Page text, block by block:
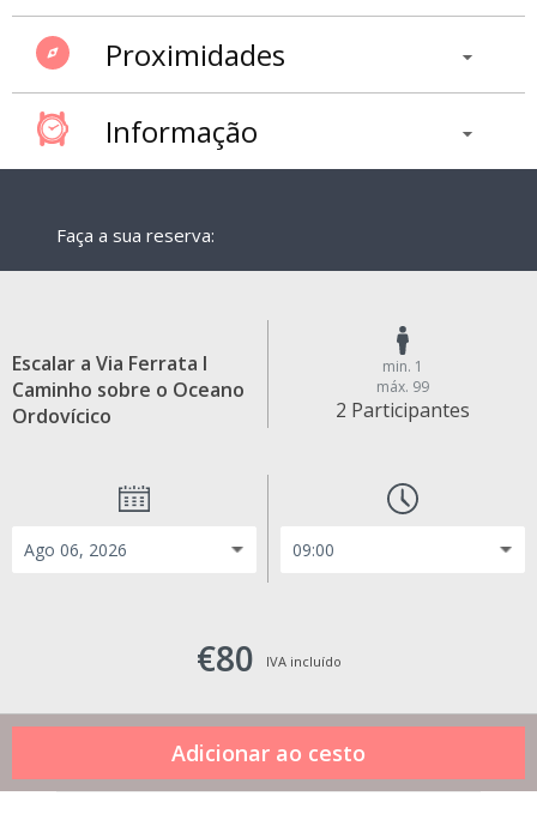
Proximidades
Informação
Faça a sua reserva:
Escalar a Via Ferrata I
Caminho sobre o Oceano
Ordovícico
min. 1
máx. 99
2 Participantes
€80 IVA incluído